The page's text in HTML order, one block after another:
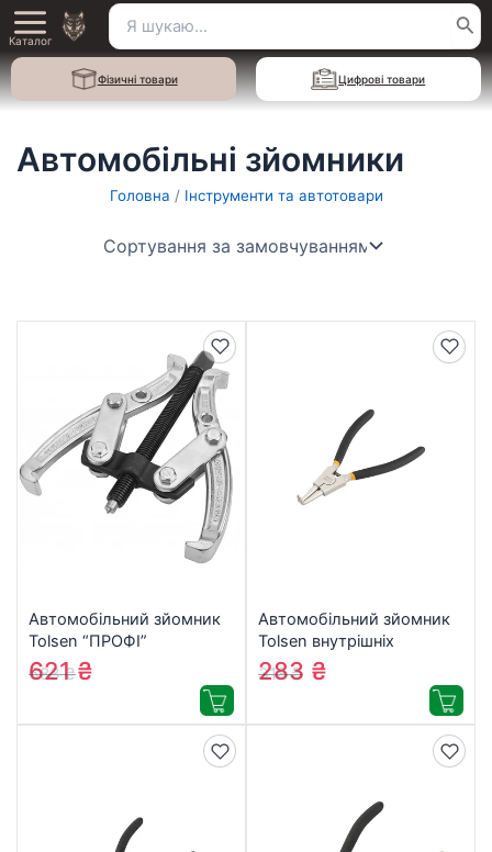
Перейти
до
вмісту
Main
Menu
Каталог
Пошук
для:
Фізичні товари Цифрові товари
Автомобільні зйомники
Головна / Інструменти та автотовари
Автомобільний зйомник
Tolsen “ПРОФІ”
підшипників 150 мм 2
захвати (65022)
683₴
621₴
Автомобільний зйомник
Tolsen внутрішніх
стопорних кілець
загнутий 230 мм (10083)
318₴
283 ₴